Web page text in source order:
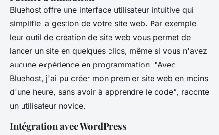
Bluehost offre une interface utilisateur intuitive qui
simplifie la gestion de votre site web. Par exemple,
leur outil de création de site web vous permet de
lancer un site en quelques clics, même si vous n'avez
aucune expérience en programmation. "Avec
Bluehost, j'ai pu créer mon premier site web en moins
d'une heure, sans avoir à apprendre le code", raconte
un utilisateur novice.
Intégration avec WordPress